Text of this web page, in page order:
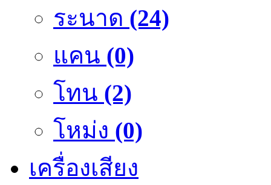
ระนาด (24)
แคน (0)
โทน (2)
โหม่ง (0)
เครื่องเสียง